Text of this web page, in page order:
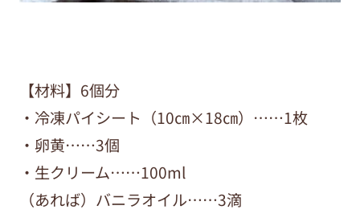
【材料】6個分
・冷凍パイシート（10㎝×18㎝）……1枚
・卵黄……3個
・生クリーム……100ml
（あれば）バニラオイル……3滴